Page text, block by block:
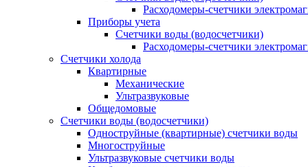
Расходомеры-счетчики
Приборы учета
Счетчики воды (водосчетчики)
Расходомеры-счетчики
Счетчики холода
Квартирные
Механические
Ультразвуковые
Общедомовые
Счетчики воды (водосчетчики)
Одноструйные (квартирные) счетчики воды
Многоструйные
Ультразвуковые счетчики воды